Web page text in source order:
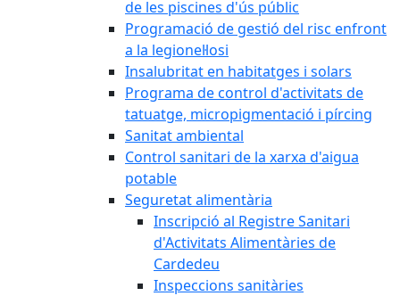
de les piscines d'ús públic
Programació de gestió del risc enfront
a la legionel·losi
Insalubritat en habitatges i solars
Programa de control d'activitats de
tatuatge, micropigmentació i pírcing
Sanitat ambiental
Control sanitari de la xarxa d'aigua
potable
Seguretat alimentària
Inscripció al Registre Sanitari
d'Activitats Alimentàries de
Cardedeu
Inspeccions sanitàries